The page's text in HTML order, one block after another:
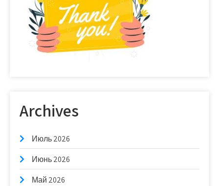
Archives
Июль 2026
Июнь 2026
Май 2026